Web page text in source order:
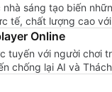
nhà sáng tạo biến
tế, chất lượng cao
tốc độ tạo nhanh
Online
tuyến với người chơi
chống lại AI và